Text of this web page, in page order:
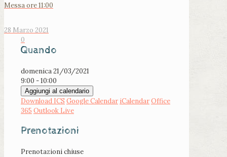
Messa ore 11:00
28 Marzo 2021
0
Quando
domenica 21/03/2021
9:00 - 10:00
Aggiungi al calendario
Download ICS Google Calendar iCalendarOffice
365 Outlook Live
Prenotazioni
Prenotazioni chiuse